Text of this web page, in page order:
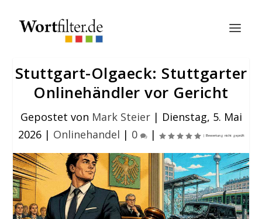
Stuttgart-Olgaeck: Stuttgarter
Onlinehändler vor Gericht
Gepostet von Mark Steier| Dienstag, 5. Mai
2026| Onlinehandel | 0 |